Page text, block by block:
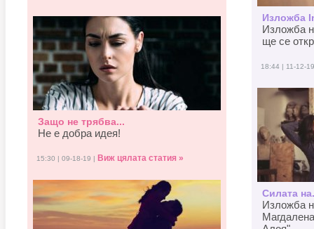
Защо не трябва...
Не е добра идея!
15:30 | 09-18-19 | Виж цялата статия »
Изложба
Изложба
ще се
18:44 | 11-12-
Силата
Изложба